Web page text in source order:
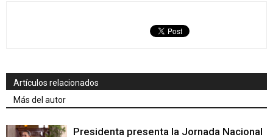
Artículos relacionados
Más del autor
Presidenta presenta la Jornada Nacional